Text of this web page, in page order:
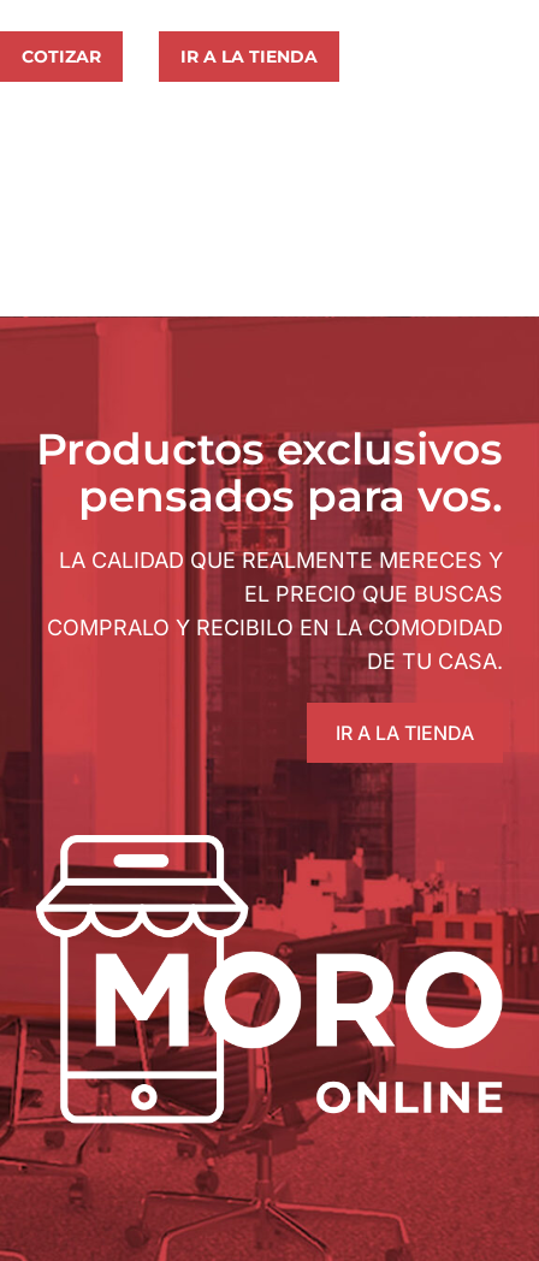
COTIZAR IR A LA TIENDA
Productos exclusivos
pensados para vos.
LA CALIDAD QUE REALMENTE MERECES Y
EL PRECIO QUE BUSCAS
COMPRALO Y RECIBILO EN LA COMODIDAD
DE TU CASA.
IR A LA TIENDA